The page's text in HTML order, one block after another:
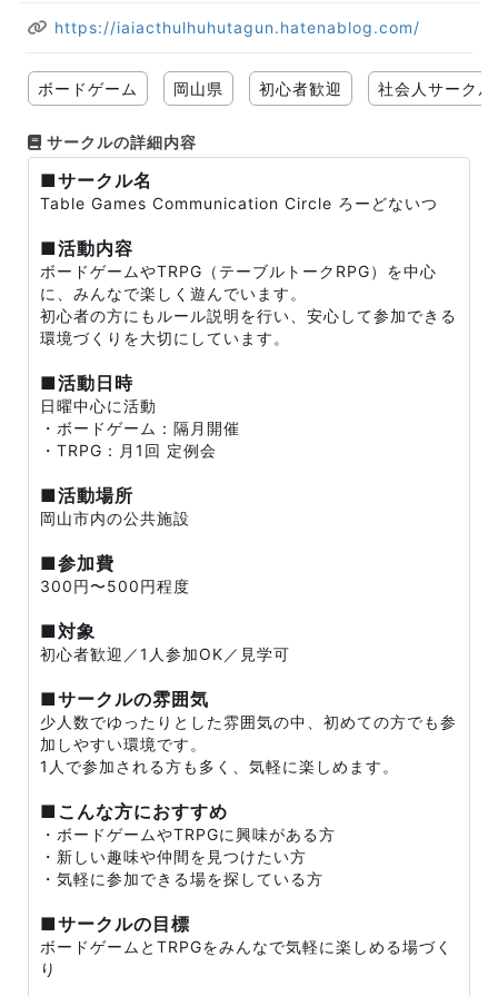
https://iaiacthulhuhutagun.hatenablog.com/
ボードゲーム 岡山県 初心者歓迎 社会人サークル
サークルの詳細内容
■サークル名
Table Games Communication Circle ろーどないつ
■活動内容
ボードゲームやTRPG（テーブルトークRPG）を中心
に、みんなで楽しく遊んでいます。
初心者の方にもルール説明を行い、安心して参加できる
環境づくりを大切にしています。
■活動日時
日曜中心に活動
・ボードゲーム：隔月開催
・TRPG：月1回 定例会
■活動場所
岡山市内の公共施設
■参加費
300円〜500円程度
■対象
初心者歓迎／1人参加OK／見学可
■サークルの雰囲気
少人数でゆったりとした雰囲気の中、初めての方でも参
加しやすい環境です。
1人で参加される方も多く、気軽に楽しめます。
■こんな方におすすめ
・ボードゲームやTRPGに興味がある方
・新しい趣味や仲間を見つけたい方
・気軽に参加できる場を探している方
■サークルの目標
ボードゲームとTRPGをみんなで気軽に楽しめる場づく
り